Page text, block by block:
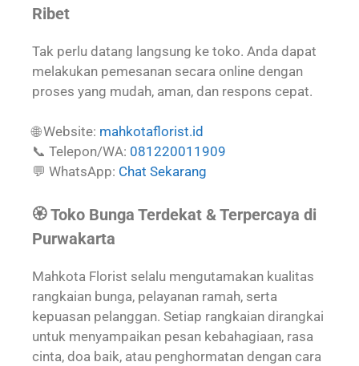
Ribet
Tak perlu datang langsung ke toko. Anda dapat
melakukan pemesanan secara online dengan
proses yang mudah, aman, dan respons cepat.
🌐 Website: mahkotaflorist.id
📞 Telepon/WA: 081220011909
💬 WhatsApp: Chat Sekarang
🏵️ Toko Bunga Terdekat & Terpercaya di
Purwakarta
Mahkota Florist selalu mengutamakan kualitas
rangkaian bunga, pelayanan ramah, serta
kepuasan pelanggan. Setiap rangkaian dirangkai
untuk menyampaikan pesan kebahagiaan, rasa
cinta, doa baik, atau penghormatan dengan cara